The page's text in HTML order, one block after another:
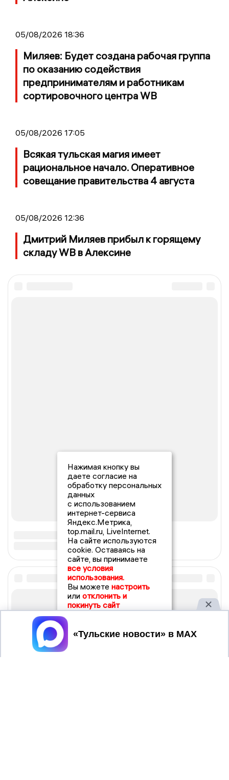
05/08/2026 18:36
Миляев: Будет создана рабочая группа
по оказанию содействия
предпринимателям и работникам
сортировочного центра WB
05/08/2026 17:05
Всякая тульская магия имеет
рациональное начало. Оперативное
совещание правительства 4 августа
05/08/2026 12:36
Дмитрий Миляев прибыл к горящему
складу WB в Алексине
Нажимая кнопку вы
даете согласие на
обработку персональных
данных
с использованием
интернет-сервиса
Яндекс.Метрика,
top.mail.ru, LiveInternet.
На сайте используются
cookie. Оставаясь на
сайте, вы принимаете
все условия
использования.
Вы можете настроить
или отклонить и
покинуть сайт
Принять